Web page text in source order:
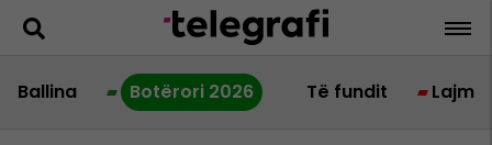
Ballina Botërori 2026 Të fundit Lajme